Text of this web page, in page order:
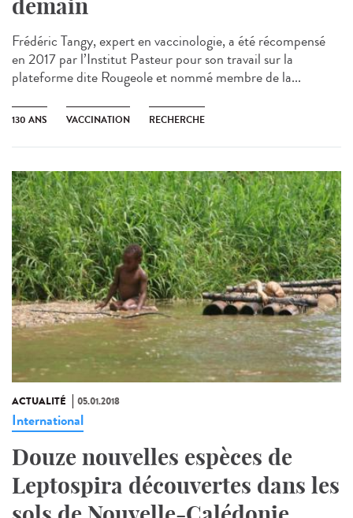
demain
Frédéric Tangy, expert en vaccinologie, a été récompensé
en 2017 par l’Institut Pasteur pour son travail sur la
plateforme dite Rougeole et nommé membre de la...
130 ANS VACCINATION RECHERCHE
ACTUALITÉ 05.01.2018
International
Douze nouvelles espèces de
Leptospira découvertes dans les